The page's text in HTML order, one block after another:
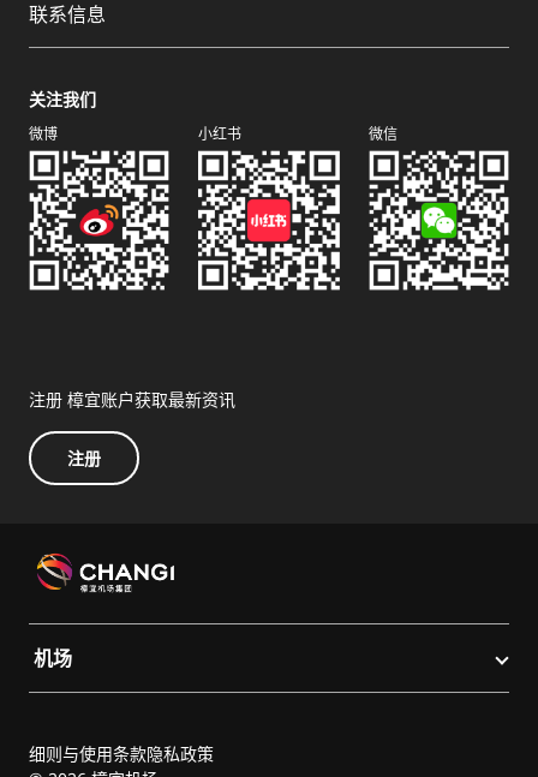
联系信息
关注我们
微博 小红书 微信
注册 樟宜账户获取最新资讯
注册
机场
细则与使用条款隐私政策